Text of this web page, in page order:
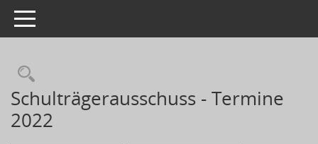
Toggle navigation
Schulträgerausschuss - Termine
2022